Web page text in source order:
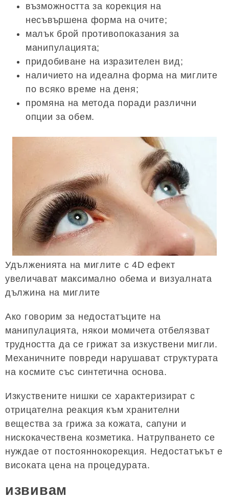
възможността за корекция на
несъвършена форма на очите;
малък брой противопоказания за
манипулацията;
придобиване на изразителен вид;
наличието на идеална форма на миглите
по всяко време на деня;
промяна на метода поради различни
опции за обем.
Удълженията на миглите с 4D ефект
увеличават максимално обема и визуалната
дължина на миглите
Ако говорим за недостатъците на
манипулацията, някои момичета отбелязват
трудността да се грижат за изкуствени мигли.
Механичните повреди нарушават структурата
на космите със синтетична основа.
Изкуствените нишки се характеризират с
отрицателна реакция към хранителни
вещества за грижа за кожата, сапуни и
нискокачествена козметика. Натрупването се
нуждае от постояннокорекция. Недостатъкът е
високата цена на процедурата.
извивам